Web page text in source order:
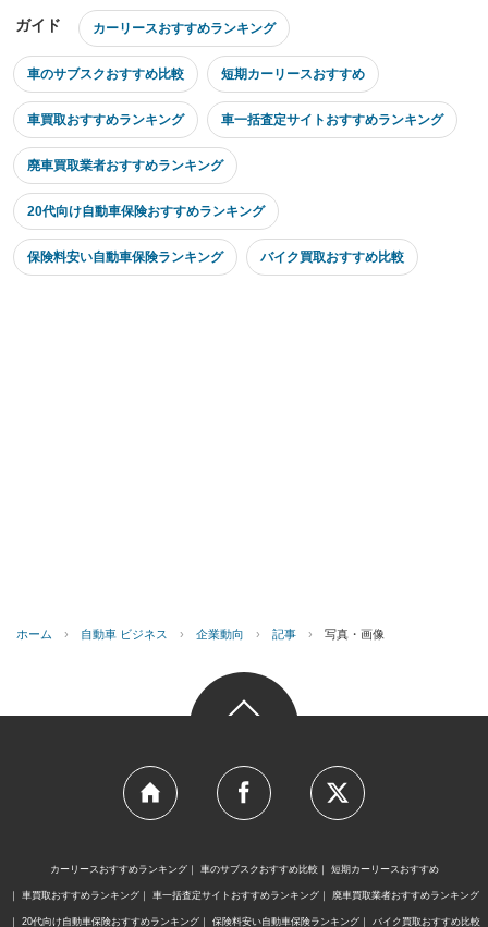
ガイド カーリースおすすめランキング
車のサブスクおすすめ比較 短期カーリースおすすめ
車買取おすすめランキング 車一括査定サイトおすすめランキング
廃車買取業者おすすめランキング
20代向け自動車保険おすすめランキング
保険料安い自動車保険ランキング バイク買取おすすめ比較
ホーム › 自動車 ビジネス › 企業動向 › 記事 › 写真・画像
カーリースおすすめランキング 車のサブスクおすすめ比較 短期カーリースおすすめ
車買取おすすめランキング 車一括査定サイトおすすめランキング 廃車買取業者おすすめランキング
20代向け自動車保険おすすめランキング 保険料安い自動車保険ランキング バイク買取おすすめ比較